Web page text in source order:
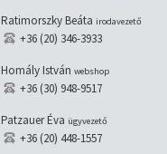
Ratimorszky Beáta irodavezető
+36 (20) 346-3933
Homály István webshop
+36 (30) 948-9517
Patzauer Éva ügyvezető
+36 (20) 448-1557